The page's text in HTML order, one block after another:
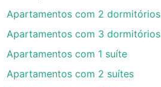
Apartamentos com 2 dormitórios
Apartamentos com 3 dormitórios
Apartamentos com 1 suíte
Apartamentos com 2 suítes